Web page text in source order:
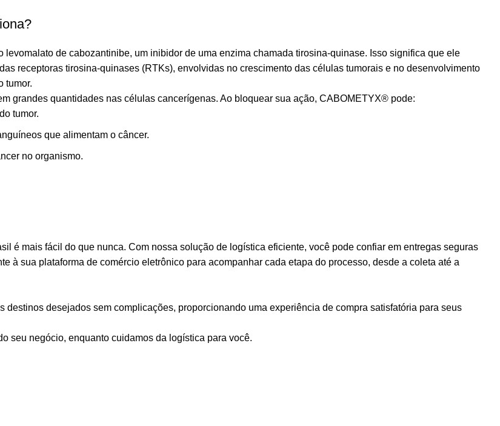
de cabozantinibe, um inibidor de uma enzima chamada tirosina-quinase. Isso significa que ele
receptoras tirosina-quinases (RTKs), envolvidas no crescimento das células tumorais e no desenvolvimento
tumor.
grandes quantidades nas células cancerígenas. Ao bloquear sua ação, CABOMETYX® pode:
tumor.
que alimentam o câncer.
no organismo.
é mais fácil do que nunca. Com nossa solução de logística eficiente, você pode confiar em entregas seguras
à sua plataforma de comércio eletrônico para acompanhar cada etapa do processo, desde a coleta até a
desejados sem complicações, proporcionando uma experiência de compra satisfatória para seus
seu negócio, enquanto cuidamos da logística para você.